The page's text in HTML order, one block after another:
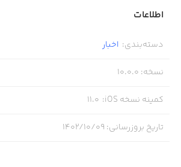
اطلاعات
دسته‌بندی: اخبار
نسخه:
10.0.0
کمینه نسخه iOS :
11.0
تاریخ بروزرسانی: ۱۴۰۲/۱۰/۰۹